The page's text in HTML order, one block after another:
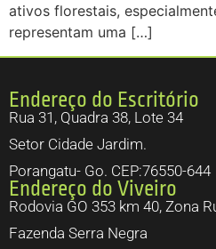
ativos florestais,
representam uma […]
Endereço do Escritório
Rua 31, Quadra 38, Lote 34
Setor Cidade Jardim.
Porangatu- Go. CEP:76550-644
Endereço do Viveiro
Rodovia GO 353 km 40, Zona
Fazenda Serra Negra